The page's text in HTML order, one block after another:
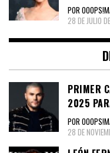
POR
28 DE JULIO
PRIMER
2025
POR
28 DE